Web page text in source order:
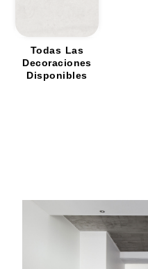
Todas Las
Decoraciones
Disponibles